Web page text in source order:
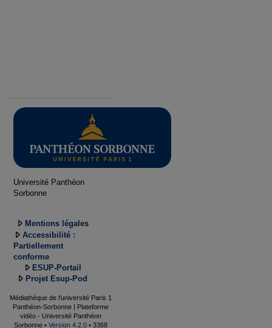
Université Panthéon
Sorbonne
Mentions légales
Accessibilité :
Partiellement
conforme
ESUP-Portail
Projet Esup-Pod
Médiathèque de l'université Paris 1
Panthéon-Sorbonne | Plateforme
vidéo - Université Panthéon
Sorbonne • Version 4.2.0 • 3368